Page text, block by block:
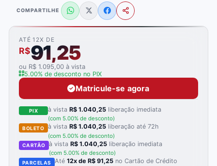
COMPARTILHE
ATÉ 12X DE
R$91,25
ou R$ 1.095,00 à vista
5.00% de desconto no PIX
Matricule-se agora
PIX à vistaR$ 1.040,25 liberação imediata
(com 5.00% de desconto)
BOLETO à vistaR$ 1.040,25 liberação até 72h
(com 5.00% de desconto)
CARTÃO à vista R$ 1.040,25 liberação imediata
(com 5.00% de desconto)
PARCELAS Até12x de R$ 91,25 no Cartão de Crédito